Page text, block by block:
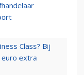
Class? Bij
extra